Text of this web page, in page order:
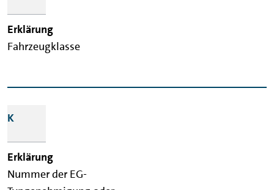
Fahrzeugklasse
K
Nummer der EG-